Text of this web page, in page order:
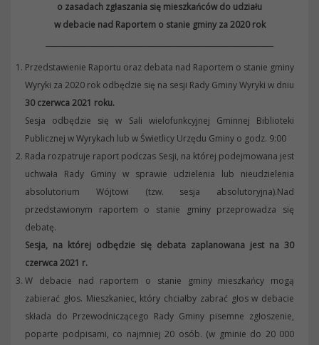
o zasadach zgłaszania się mieszkańców do udziału
w debacie nad Raportem o stanie gminy za 2020 rok
Przedstawienie Raportu oraz debata nad Raportem o stanie gminy
Wyryki za 2020 rok odbędzie się na sesji Rady Gminy Wyryki w dniu
30 czerwca 2021 roku.
Sesja odbędzie się w Sali wielofunkcyjnej Gminnej Biblioteki
Publicznej w Wyrykach lub w Świetlicy Urzędu Gminy o godz. 9:00
Rada rozpatruje raport podczas Sesji, na której podejmowana jest
uchwała Rady Gminy w sprawie udzielenia lub nieudzielenia
absolutorium Wójtowi (tzw. sesja absolutoryjna).Nad
przedstawionym raportem o stanie gminy przeprowadza się
debatę.
Sesja, na której odbędzie się debata zaplanowana jest na 30
czerwca 2021 r.
W debacie nad raportem o stanie gminy mieszkańcy mogą
zabierać głos. Mieszkaniec, który chciałby zabrać głos w debacie
składa do Przewodniczącego Rady Gminy pisemne zgłoszenie,
poparte podpisami, co najmniej 20 osób. (w gminie do 20 000